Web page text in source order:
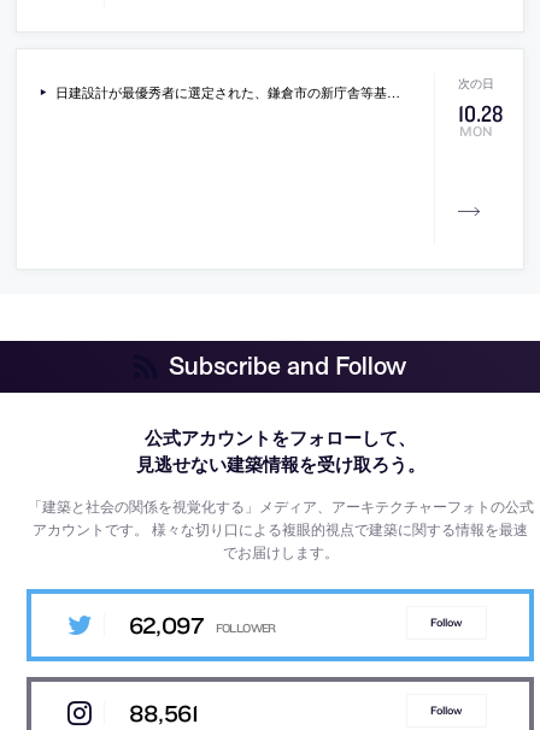
10.28
MON
日建設計が最優秀者に選定された、鎌倉市の新庁舎等基本設計プロポーザルの、最終プレゼンの動画。石本建築事務所 横浜事務所、内藤廣・松田平田設計共同企業体、隈研吾建築都市設計事務所・梓設計共同体のプレゼン動画も公開
Subscribe and Follow
公式アカウントをフォローして、
見逃せない建築情報を受け取ろう。
「建築と社会の関係を視覚化する」メディア、アーキテクチャーフォトの公式
アカウントです。様々な切り口による複眼的視点で建築に関する情報を最速
でお届けします。
62,097 Follow
88,561 Follow